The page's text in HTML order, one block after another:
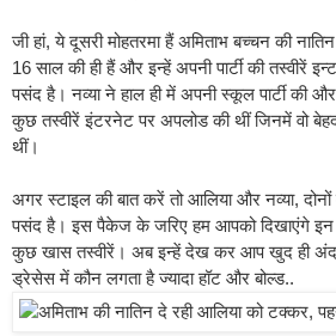
जी हां, ये दूसरी मोहतरमा हैं अमिताभ बच्चन की
16 साल की ही हैं और इन्हें अपनी पार्टी की तस्वीरें
पसंद है। नव्या ने हाल ही में अपनी स्कूल पार्टी
कुछ तस्वीरें इंटरनेट पर अपलोड की थीं जिनमें वो
थीं।
अगर स्टाइल की बात करें तो आलिया और नव्या, दोनों
पसंद है। इस पैकेज के जरिए हम आपको दिखाएंगे इन
कुछ खास तस्वीरें। अब इन्हें देख कर आप खुद ही
ड्रेसेस में कौन लगता है ज्यादा हॉट और बोल्ड..